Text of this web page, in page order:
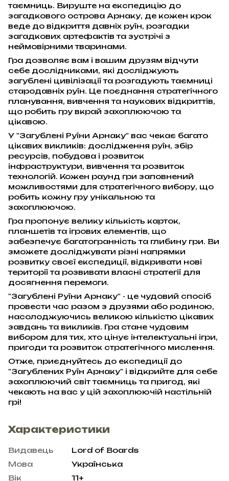
таємниць. Вируште на експедицію до
загадкового острова Арнаку, де кожен крок
веде до відкриття давніх руїн, розгадки
загадкових артефактів та зустрічі з
неймовірними тваринами.
Гра дозволяє вам і вашим друзям відчути
себе дослідниками, які досліджують
загублені цивілізації та розгадують таємниці
стародавніх руїн. Це поєднання стратегічного
планування, вивчення та наукових відкриттів,
що робить гру вкрай захоплюючою та
цікавою.
У "Загублені Руїни Арнаку" вас чекає багато
цікавих викликів: дослідження руїн, збір
ресурсів, побудова і розвиток
інфраструктури, вивчення та розвиток
технологій. Кожен раунд гри заповнений
можливостями для стратегічного вибору, що
робить кожну гру унікальною та
захоплюючою.
Гра пропонує велику кількість карток,
планшетів та ігрових елементів, що
забезпечує багатогранність та глибину гри. Ви
зможете досліджувати різні напрямки
розвитку своєї експедиції, відкривати нові
території та розвивати власні стратегії для
досягнення перемоги.
"Загублені Руїни Арнаку" - це чудовий спосіб
провести час разом з друзями або родиною,
насолоджуючись великою кількістю цікавих
завдань та викликів. Гра стане чудовим
вибором для тих, хто цінує інтелектуальні ігри,
пригоди та розвиток стратегічного мислення.
Отже, приєднуйтесь до експедиції до
"Загублених Руїн Арнаку" і відкрийте для себе
захоплюючий світ таємниць та пригод, які
чекають на вас у цій захоплюючій настільній
грі!
Характеристики
Видавець
Lord of Boards
Мова
Українська
Вік
11+